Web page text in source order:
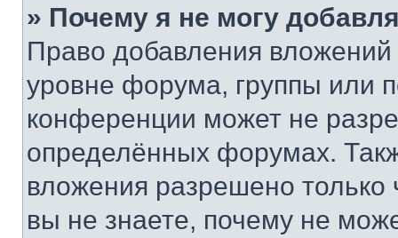
» Почему я не могу
Право добавления
уровне форума, группы или
конференции может не
определённых форумах.
вложения разрешено
вы не знаете, почему не